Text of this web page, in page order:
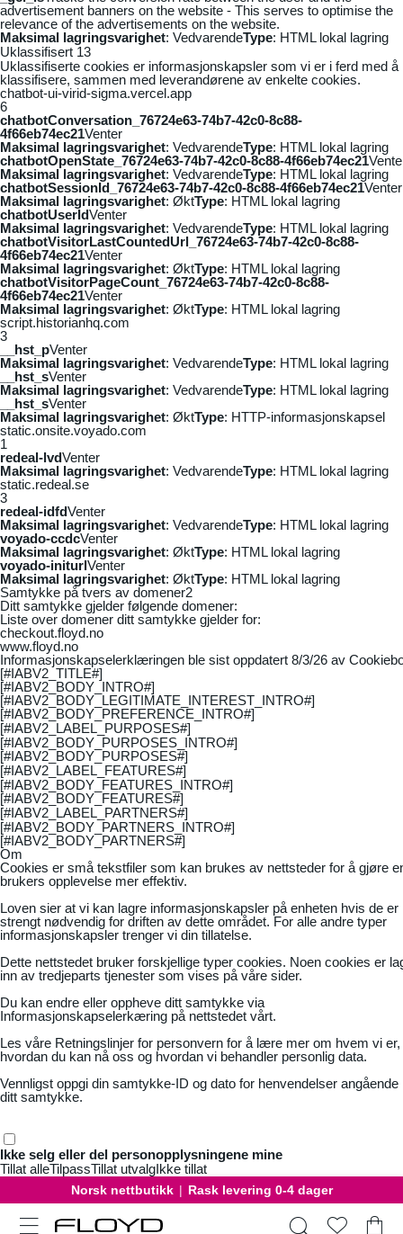
advertisement banners on the website - This serves to optimise the
relevance of the advertisements on the website.
Maksimal lagringsvarighet: VedvarendeType: HTML lokal lagring
Uklassifisert 13
Uklassifiserte cookies er informasjonskapsler som vi er i ferd med å
klassifisere, sammen med leverandørene av enkelte cookies.
chatbot-ui-virid-sigma.vercel.app
6
chatbotConversation_76724e63-74b7-42c0-8c88-
4f66eb74ec21Venter
Maksimal lagringsvarighet: VedvarendeType: HTML lokal lagring
chatbotOpenState_76724e63-74b7-42c0-8c88-4f66eb74ec21
Maksimal lagringsvarighet: VedvarendeType: HTML lokal lagring
chatbotSessionId_76724e63-74b7-42c0-8c88-4f66eb74ec21Venter
Maksimal lagringsvarighet: ØktType: HTML lokal lagring
chatbotUserIdVenter
Maksimal lagringsvarighet: VedvarendeType: HTML lokal lagring
chatbotVisitorLastCountedUrl_76724e63-74b7-42c0-8c88-
4f66eb74ec21Venter
Maksimal lagringsvarighet: ØktType: HTML lokal lagring
chatbotVisitorPageCount_76724e63-74b7-42c0-8c88-
4f66eb74ec21Venter
Maksimal lagringsvarighet: ØktType: HTML lokal lagring
script.historianhq.com
3
__hst_pVenter
Maksimal lagringsvarighet: VedvarendeType: HTML lokal lagring
__hst_sVenter
Maksimal lagringsvarighet: VedvarendeType: HTML lokal lagring
__hst_sVenter
Maksimal lagringsvarighet: ØktType: HTTP-informasjonskapsel
static.onsite.voyado.com
1
redeal-lvdVenter
Maksimal lagringsvarighet: VedvarendeType: HTML lokal lagring
static.redeal.se
3
redeal-idfdVenter
Maksimal lagringsvarighet: VedvarendeType: HTML lokal lagring
voyado-ccdcVenter
Maksimal lagringsvarighet: ØktType: HTML lokal lagring
voyado-initurlVenter
Maksimal lagringsvarighet: ØktType: HTML lokal lagring
Samtykke på tvers av domener2
Ditt samtykke gjelder følgende domener:
Liste over domener ditt samtykke gjelder for:
checkout.floyd.no
www.floyd.no
Informasjonskapselerklæringen ble sist oppdatert 8/3/26 av
[#IABV2_TITLE#]
[#IABV2_BODY_INTRO#]
[#IABV2_BODY_LEGITIMATE_INTEREST_INTRO#]
[#IABV2_BODY_PREFERENCE_INTRO#]
[#IABV2_LABEL_PURPOSES#]
[#IABV2_BODY_PURPOSES_INTRO#]
[#IABV2_BODY_PURPOSES#]
[#IABV2_LABEL_FEATURES#]
[#IABV2_BODY_FEATURES_INTRO#]
[#IABV2_BODY_FEATURES#]
[#IABV2_LABEL_PARTNERS#]
[#IABV2_BODY_PARTNERS_INTRO#]
[#IABV2_BODY_PARTNERS#]
Om
Cookies er små tekstfiler som kan brukes av nettsteder for å gjøre
brukers opplevelse mer effektiv.
Loven sier at vi kan lagre informasjonskapsler på enheten hvis de er
strengt nødvendig for driften av dette området. For alle andre typer
informasjonskapsler trenger vi din tillatelse.
Dette nettstedet bruker forskjellige typer cookies. Noen cookies er
inn av tredjeparts tjenester som vises på våre sider.
Du kan endre eller oppheve ditt samtykke via
Informasjonskapselerkæring på nettstedet vårt.
Les våre Retningslinjer for personvern for å lære mer om hvem vi er,
hvordan du kan nå oss og hvordan vi behandler personlig data.
Vennligst oppgi din samtykke-ID og dato for henvendelser angående
ditt samtykke.
Ikke selg eller del personopplysningene mine
Tillat alleTilpassTillat utvalgIkke tillat
Norsk nettbutikk | Rask levering 0-4 dager